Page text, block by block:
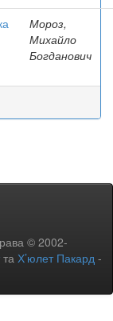
Мороз,
Михайло
Богданович
© 2002-
та Х’юлет Пакард -